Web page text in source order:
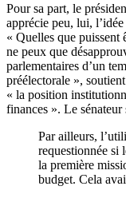
Pour sa part, le
apprécie peu, lui,
« Quelles que
ne peux que
parlementaires d’un
préélectorale »,
« la position
finances ». Le
Par ailleurs,
requestionnée si
la première
budget. Cela